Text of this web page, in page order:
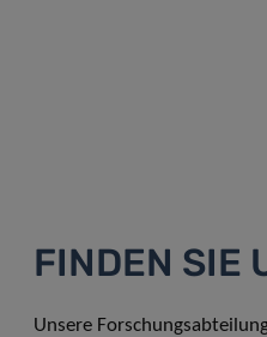
FINDEN SIE
Unsere